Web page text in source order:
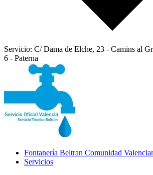
Servicio: C/ Dama de Elche, 23 - Camins al
6 - Paterna
Fontanería Beltran Comunidad
Servicios